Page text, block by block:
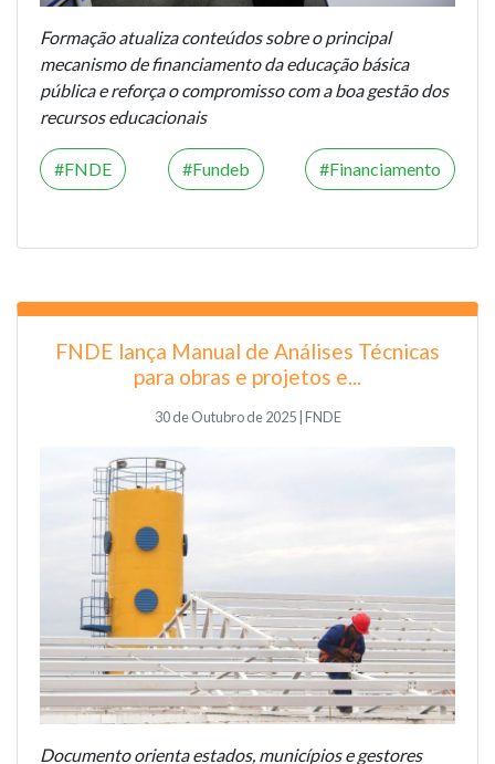
Formação atualiza conteúdos sobre o principal
mecanismo de financiamento da educação básica
pública e reforça o compromisso com a boa gestão dos
recursos educacionais
FNDE Fundeb Financiamento
FNDE lança Manual de Análises Técnicas
para obras e projetos e...
30 de Outubro de 2025 | FNDE
Documento orienta estados, municípios e gestores